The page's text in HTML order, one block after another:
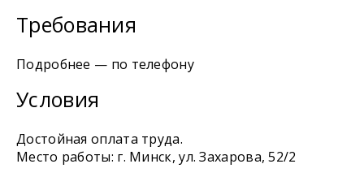
Требования
Подробнее — по телефону
Условия
Достойная оплата труда.
Место работы: г. Минск, ул. Захарова, 52/2